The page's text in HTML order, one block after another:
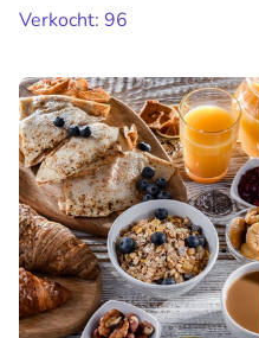
Verkocht: 96